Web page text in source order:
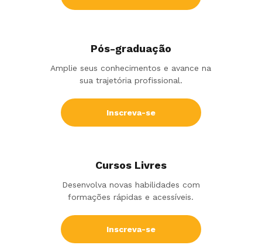
Pós-graduação
Amplie seus conhecimentos e avance na
sua trajetória profissional.
Inscreva-se
Cursos Livres
Desenvolva novas habilidades com
formações rápidas e acessíveis.
Inscreva-se